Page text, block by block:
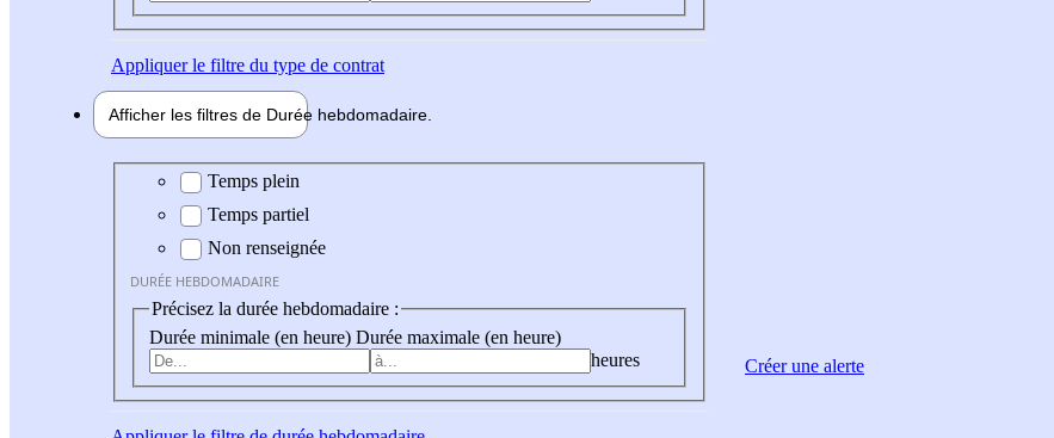
Appliquerle filtre du type de contrat
Afficher les filtres de Durée hebdomadaire
Durée hebdomadaire
Temps plein
Temps partiel
Non renseignée
DURÉE HEBDOMADAIRE
Précisez la durée hebdomadaire :
Durée minimale (en heure) Durée maximale (en heure)
heures
Créer une alerte